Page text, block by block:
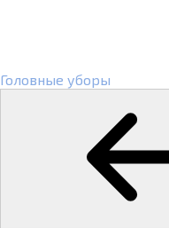
Головные уборы